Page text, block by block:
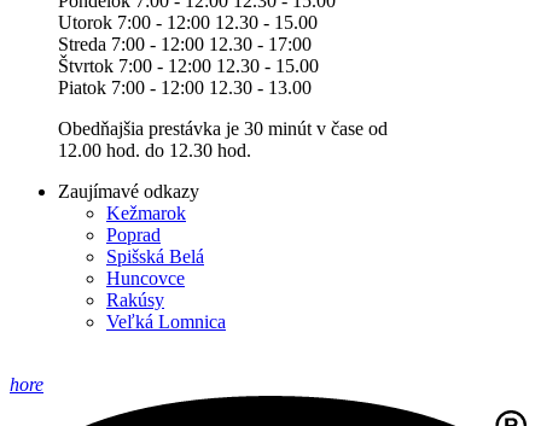
Utorok 7:00 - 12:00 12.30 - 15.00
Streda 7:00 - 12:00 12.30 - 17:00
Štvrtok 7:00 - 12:00 12.30 - 15.00
Piatok 7:00 - 12:00 12.30 - 13.00
Obedňajšia prestávka je 30 minút v čase od
12.00 hod. do 12.30 hod.
Zaujímavé odkazy
Kežmarok
Poprad
Spišská Belá
Huncovce
Rakúsy
Veľká Lomnica
hore